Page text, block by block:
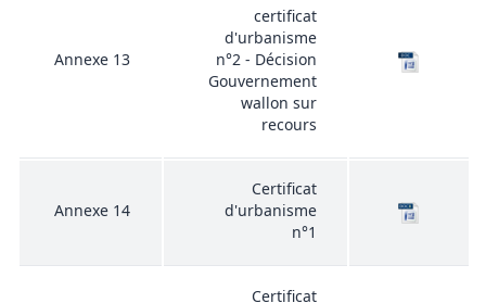
Annexe 13
certificat
d'urbanisme
n°2 - Décision
Gouvernement
wallon sur
recours
Annexe 14
Certificat
d'urbanisme
n°1
Certificat